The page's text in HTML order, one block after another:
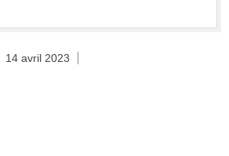
14 avril 2023